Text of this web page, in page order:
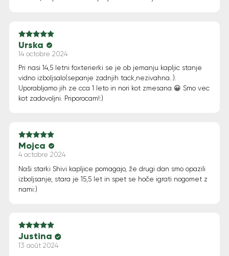
Note5sur 5
Urska
14 octobre 2024
Pri nasi 14,5 letni foxterierki se je ob jemanju kapljic stanje
vidno izboljsalo(sepanje zadnjih tack,nezivahna..).
Uporabljamo jih ze cca 1 leto in nori kot zmesana 😀 Smo vec
kot zadovoljni. Priporocam!:)
Note5sur 5
Mojca
4 octobre 2024
Naši starki Shivi kapljice pomagajo, že drugi dan smo opazili
izboljsanje, stara je 15,5 let in spet se hoče igrati nogomet z
nami:)
Note5sur 5
Justina
13 août 2024